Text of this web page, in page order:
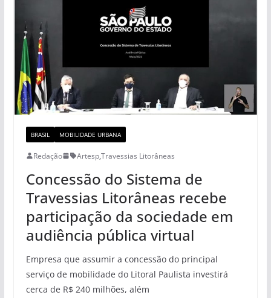
BRASIL MOBILIDADE URBANA
Redação Artesp,Travessias Litorâneas
Concessão do Sistema de
Travessias Litorâneas recebe
participação da sociedade em
audiência pública virtual
Empresa que assumir a concessão do principal
serviço de mobilidade do Litoral Paulista investirá
cerca de R$ 240 milhões, além